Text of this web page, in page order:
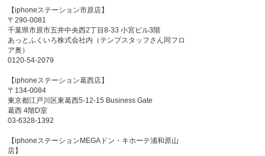
【iphoneステーション市原店】
〒290-0081
千葉県市原市五井中央西2丁目8-33 小宮ビル3階
あっとふくいろ株式会社内（テンプスタッフさん同フロ
ア奥）
0120-54-2079
【iphoneステーション葛西店】
〒134-0084
東京都江戸川区東葛西5-12-15 Business Gate
葛西 4階D室
03-6328-1392
【iphoneステーションMEGAドン・キホーテ浦和原山
店】